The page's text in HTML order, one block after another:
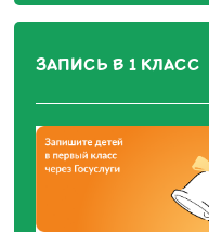
ЗАПИСЬ В 1 КЛАСС